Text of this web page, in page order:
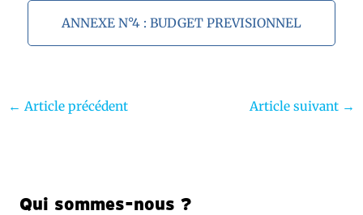
ANNEXE N°4 : BUDGET PREVISIONNEL
← Article précédent Article suivant →
Qui sommes-nous ?